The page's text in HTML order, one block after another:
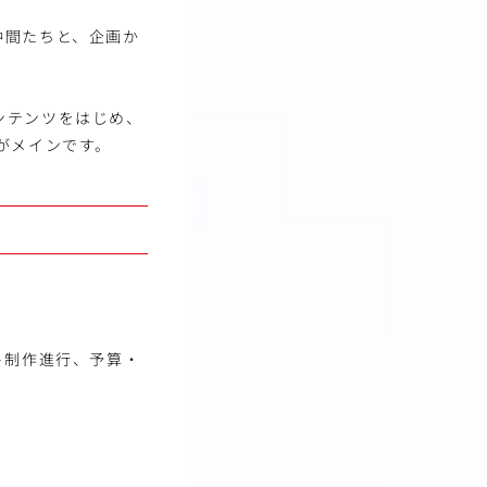
たちと、企画か
ンツをはじめ、
インです。
作進行、予算・